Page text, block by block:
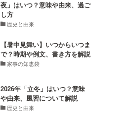
夜」はいつ？意味や由来、過ご
し方
歴史と由来
【暑中見舞い】いつからいつま
で？時期や例文、書き方を解説
家事の知恵袋
2026年「立冬」はいつ？意味
や由来、風習について解説
歴史と由来